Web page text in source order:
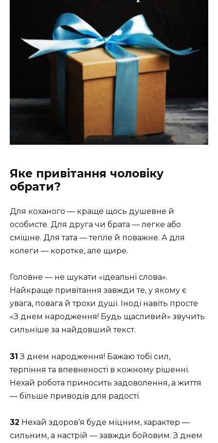
Яке привітання чоловіку
обрати?
Для коханого — краще щось душевне й
особисте. Для друга чи брата — легке або
смішне. Для тата — тепле й поважне. А для
колеги — коротке, але щире.
Головне — не шукати «ідеальні слова».
Найкраще привітання завжди те, у якому є
увага, повага й трохи душі. Іноді навіть просте
«З днем народження! Будь щасливий» звучить
сильніше за найдовший текст.
31 З днем народження! Бажаю тобі сил,
терпіння та впевненості в кожному рішенні.
Нехай робота приносить задоволення, а життя
— більше приводів для радості.
32 Нехай здоров’я буде міцним, характер —
сильним, а настрій — завжди бойовим. З днем